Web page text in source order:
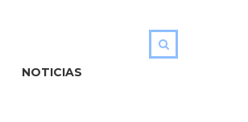
NOTICIAS